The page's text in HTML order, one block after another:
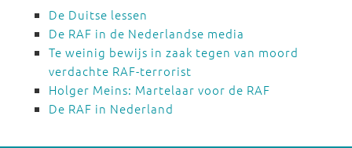
De Duitse lessen
De RAF in de Nederlandse media
Te weinig bewijs in zaak tegen van moord
verdachte RAF-terrorist
Holger Meins: Martelaar voor de RAF
De RAF in Nederland